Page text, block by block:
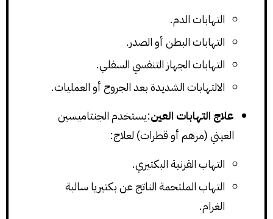
التهابات الدم.
التهابات البطن أو الصدر.
التهابات الجهاز التنفسي السفلي.
الالتهابات الشديدة بعد الجروح أو العمليات.
علاج التهابات العين:يستخدم الجنتاميسين
العيني (مرهم أو قطرات) لعلاج:
التهاب القرنية البكتيري.
التهاب الملتحمة الناتج عن بكتيريا سالبة
الغرام.